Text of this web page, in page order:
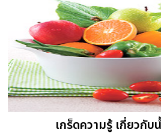
เกร็ดความรู้ เกี่ยวกับ